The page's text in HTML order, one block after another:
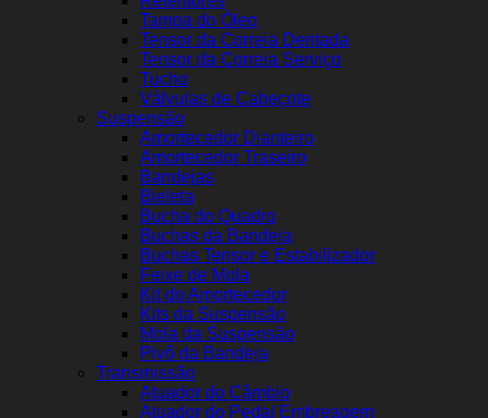
Tampa do Óleo
Tensor da Correia Dentada
Tensor da Correia Serviço
Tucho
Válvulas de Cabeçote
Suspensão
Amortecedor Dianteiro
Amortecedor Traseiro
Bandejas
Bieleta
Bucha do Quadro
Buchas da Bandeja
Buchas Tensor e Estabilizador
Feixe de Mola
Kit do Amortecedor
Kits da Suspensão
Mola da Suspensão
Pivô da Bandeja
Transmissão
Atuador do Câmbio
Atuador do Pedal Embreagem